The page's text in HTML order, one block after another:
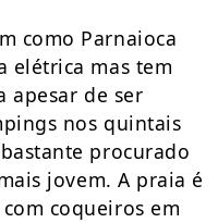
como Parnaioca
elétrica mas tem
apesar de ser
nos quintais
procurado
jovem. A praia é
coqueiros em